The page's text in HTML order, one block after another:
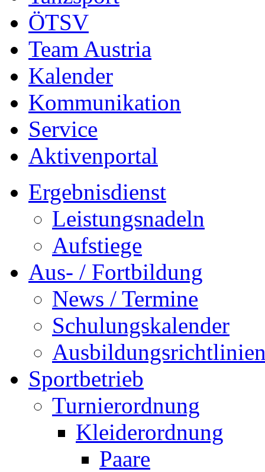
ÖTSV
Team Austria
Kalender
Kommunikation
Service
Aktivenportal
Ergebnisdienst
Leistungsnadeln
Aufstiege
Aus- / Fortbildung
News / Termine
Schulungskalender
Sportbetrieb
Turnierordnung
Kleiderordnung
Paare